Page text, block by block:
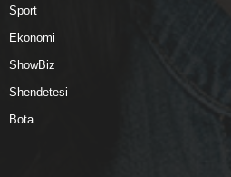
Sport
Ekonomi
ShowBiz
Shendetesi
Bota